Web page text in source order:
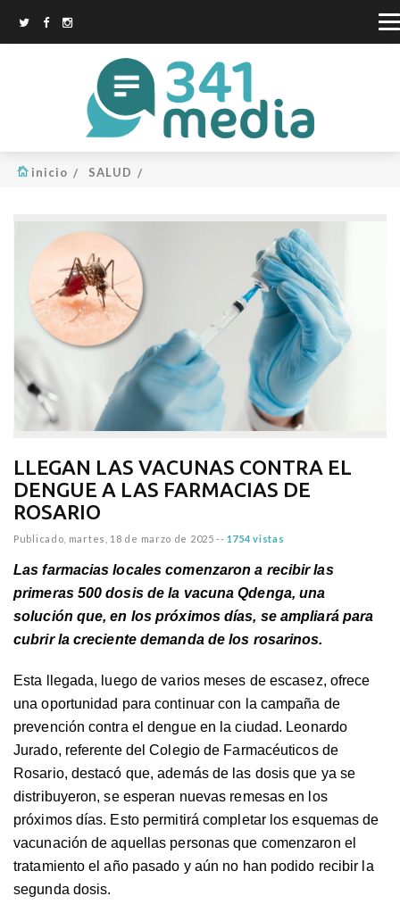
inicio SALUD
LLEGAN LAS VACUNAS CONTRA EL
DENGUE A LAS FARMACIAS DE
ROSARIO
Publicado, martes, 18 de marzo de 2025 -- 1754 vistas
Las farmacias locales comenzaron a recibir las
primeras 500 dosis de la vacuna Qdenga, una
solución que, en los próximos días, se ampliará para
cubrir la creciente demanda de los rosarinos.
Esta llegada, luego de varios meses de escasez, ofrece
una oportunidad para continuar con la campaña de
prevención contra el dengue en la ciudad. Leonardo
Jurado, referente del Colegio de Farmacéuticos de
Rosario, destacó que, además de las dosis que ya se
distribuyeron, se esperan nuevas remesas en los
próximos días. Esto permitirá completar los esquemas de
vacunación de aquellas personas que comenzaron el
tratamiento el año pasado y aún no han podido recibir la
segunda dosis.